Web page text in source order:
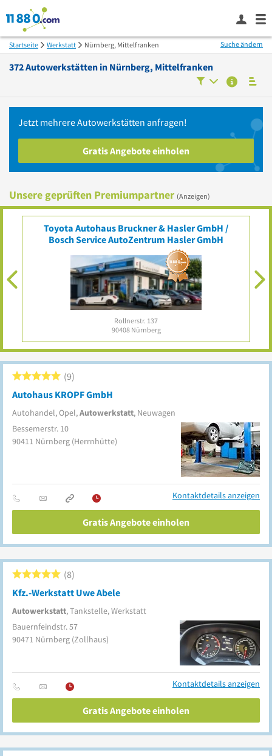
Startseite Werkstatt Nürnberg, Mittelfranken
372Autowerkstätten in Nürnberg, Mittelfranken
Suche ändern
Jetzt mehrereAutowerkstätten anfragen!
Gratis Angebote einholen
Unsere geprüften Premiumpartner (Anzeigen)
Toyota Autohaus Bruckner & Hasler GmbH /
Bosch Service AutoZentrum Hasler GmbH
Rollnerstr. 137
90408 Nürnberg
Autohaus KROPF GmbH
Autohandel, Opel,Autowerkstatt, Neuwagen
9
Bessemerstr. 10
90411 Nürnberg (Herrnhütte)
Kontaktdetails anzeigen
Gratis Angebote einholen
Kfz.-Werkstatt Uwe Abele
Autowerkstatt, Tankstelle, Werkstatt
8
Bauernfeindstr. 57
90471 Nürnberg (Zollhaus)
Kontaktdetails anzeigen
Gratis Angebote einholen